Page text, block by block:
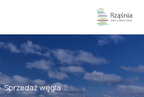
Sprzedaż węgla